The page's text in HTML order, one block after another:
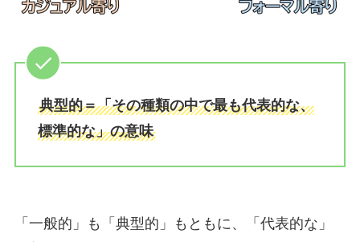
典型的＝「その種類の中で最も代表的な、
標準的な」の意味
「一般的」も「典型的」もともに、「代表的な」